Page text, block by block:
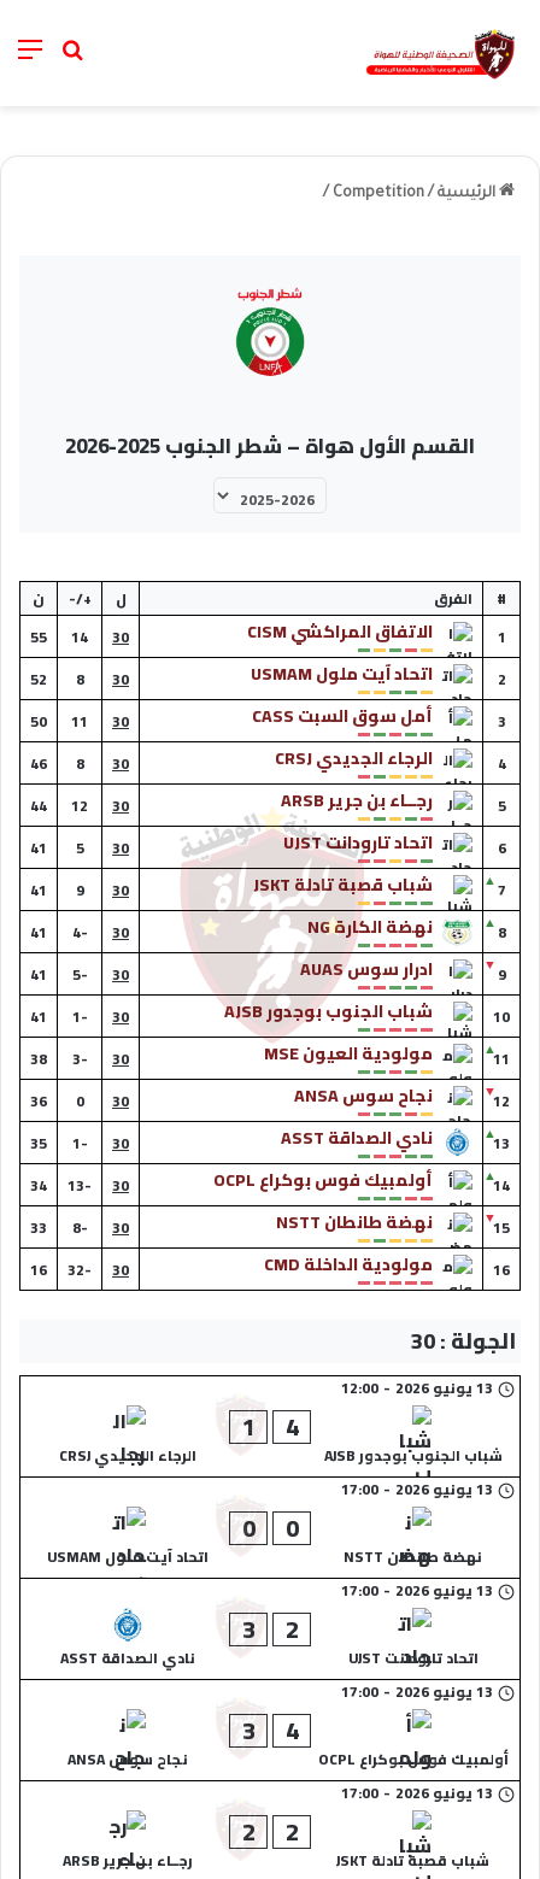
خانة
الرئيسية /
Competition
/
القسم الأول هواة – شطر الجنوب 2025-2026
# الفرق ل +/-
ن
1
الاتفاق المراكشي CISM 30
14
55
2
اتحاد آيت ملول USMAM 30
8
52
3
أمل سوق السبت CASS 30
11
50
4
الرجاء الجديدي CRSJ 30
8
46
5
رجــاء بن جرير ARSB 30
12
44
6
اتحاد تارودانت UJST 30
5
41
7
▲ شباب قصبة تادلة JSKT 30
9
41
8
▲ نهضة الكارة NG 30
-4
41
9
▼ ادرار سوس AUAS 30
-5
41
10
شباب الجنوب بوجدور AJSB 30
-1
41
11
▲ مولودية العيون MSE 30
-3
38
12
▼ نجاح سوس ANSA 30
0
36
13
▲ نادي الصداقة ASST 30
-1
35
14
▲ أولمبيك فوس بوكراع OCPL 30
-13
34
15
▼ نهضة طانطان NSTT 30
-8
33
16
مولودية الداخلة CMD 30
-32
16
الجولة : 30
13 يونيو 2026 -
12:00
شباب الجنوب بوجدور AJSB
4
1
الرجاء الجديدي CRSJ
13 يونيو 2026
-
17:00
نهضة طانطان NSTT
0
0
اتحاد آيت ملول USMAM
13 يونيو 2026
-
17:00
اتحاد تارودانت UJST
2
3
نادي الصداقة ASST
13 يونيو 2026
-
17:00
أولمبيك فوس بوكراع OCPL
4
3
نجاح سوس ANSA
13 يونيو 2026
-
17:00
شباب قصبة تادلة JSKT
2
2
رجــاء بن جرير ARSB